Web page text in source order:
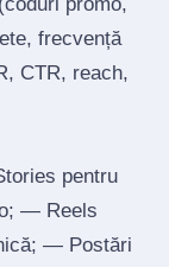
frecvență
CTR, reach,
pentru
— Reels
— Postări